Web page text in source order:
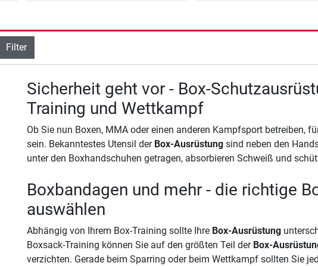
Ansicht filtern
Filter
Sicherheit geht vor - Box-
Training und Wettkampf
Ob Sie nun Boxen, MMA oder einen anderen Kampfsport betreiben,
sein. Bekanntestes Utensil der Box-Ausrüstungsind neben den
unter den Boxhandschuhen getragen, absorbieren Schweiß und
Boxbandagen und mehr - die richtige
auswählen
Abhängig von Ihrem Box-Training sollte Ihre Box-Ausrüstung
Boxsack-Training können Sie auf den größten Teil der Box-
verzichten. Gerade beim Sparring oder beim Wettkampf sollten Sie